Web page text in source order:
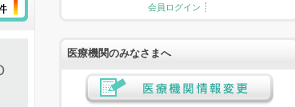
会員ログイン
医療機関のみなさまへ